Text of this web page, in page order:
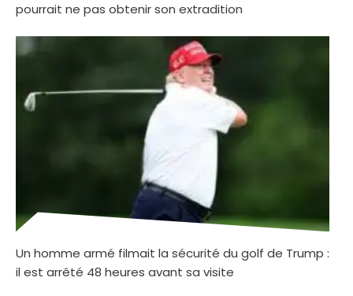
pourrait ne pas obtenir son extradition
Un homme armé filmait la sécurité du golf de Trump :
il est arrêté 48 heures avant sa visite